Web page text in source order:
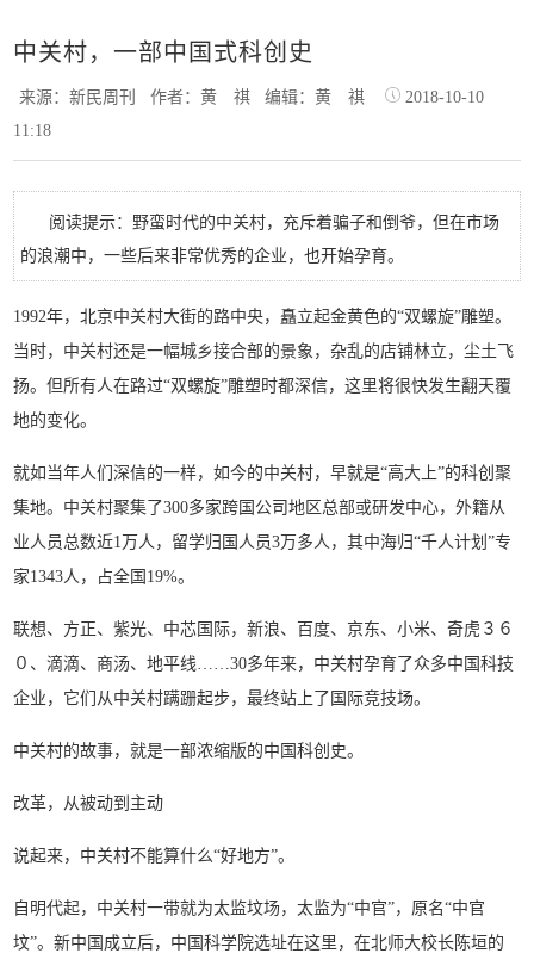
中关村，一部中国式科创史
来源：新民周刊作者：黄 祺 编辑：黄 祺
2018-10-10
11:18
阅读提示：野蛮时代的中关村，充斥着骗子和倒爷，但在市场
的浪潮中，一些后来非常优秀的企业，也开始孕育。
1992年，北京中关村大街的路中央，矗立起金黄色的“双螺旋”雕塑。
当时，中关村还是一幅城乡接合部的景象，杂乱的店铺林立，尘土飞
扬。但所有人在路过“双螺旋”雕塑时都深信，这里将很快发生翻天覆
地的变化。
就如当年人们深信的一样，如今的中关村，早就是“高大上”的科创聚
集地。中关村聚集了300多家跨国公司地区总部或研发中心，外籍从
业人员总数近1万人，留学归国人员3万多人，其中海归“千人计划”专
家1343人，占全国19%。
联想、方正、紫光、中芯国际，新浪、百度、京东、小米、奇虎３６
０、滴滴、商汤、地平线……30多年来，中关村孕育了众多中国科技
企业，它们从中关村蹒跚起步，最终站上了国际竞技场。
中关村的故事，就是一部浓缩版的中国科创史。
改革，从被动到主动
说起来，中关村不能算什么“好地方”。
自明代起，中关村一带就为太监坟场，太监为“中官”，原名“中官
坟”。新中国成立后，中国科学院选址在这里，在北师大校长陈垣的